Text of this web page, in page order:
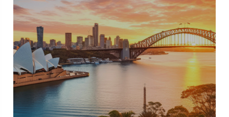
Weltreise
42 Zwischenstopps auf 6 Kontinenten
15 eingeschlossene Ausflüge
MEHR ERFAHREN